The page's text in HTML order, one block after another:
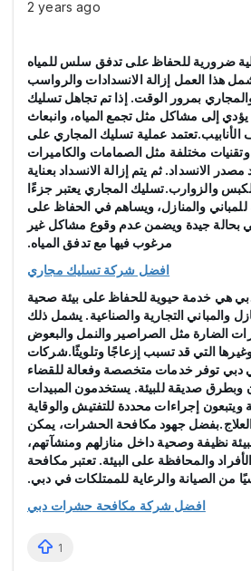
2 years ago
ضرورية للحفاظ على تدفق سلس للمياه
هذا العمل إزالة الانسدادات والرواسب
بمرور الوقت. إذا تم تجاهل تسليك
إلى مشاكل مثل تجمع المياه، وانبعاث
الأنابيب.تعتمد عملية تسليك المجاري على
مختلفة مثل الصمامات والكاميرات
مصدر الانسداد. ثم يتم إزالة الانسداد بعناية
والزوارب.تسليك المجاري يعتبر جزءًا
للمباني والمنازل، ويساهم في الحفاظ على
جيدة ويضمن عدم وقوع مشاكل غير
مرغوب فيها مع تدفق المياه.
افضل شركة تسليك مجاري
هي خدمة حيوية للحفاظ على بيئة صحية
والمباني التجارية والصناعية. يشمل ذلك
الضارة مثل الصراصير والنمل والبعوض
التي قد تسبب إزعاجًا وتلويثًا.شركات
توفر خدمات متخصصة وفعالة للقضاء
صديقة للبيئة. يستخدمون المبيدات
ويتبعون إجراءات محددة للتفتيش والوقاية
جهود مكافحة الحشرات، يمكن
نظيفة وصحية داخل منازلهم ومنشآتهم،
والمحافظة على البيئة. تعتبر مكافحة
من الصيانة والرعاية للممتلكات في دبي.
افضل شركة مكافحة حشرات دبي
1